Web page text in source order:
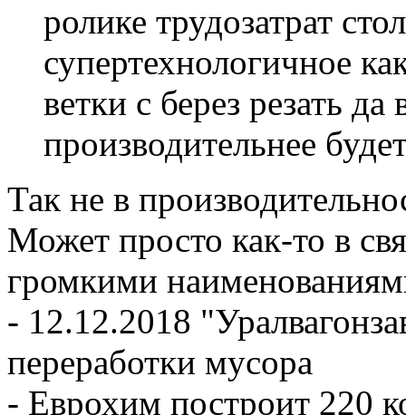
ролике трудозатрат
супертехнологичное
ветки с берез резать
производительнее
Так не в
Может просто как-то в
громкими
- 12.12.2018
переработки мусора
- Еврохим построит 220